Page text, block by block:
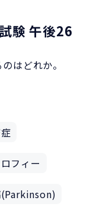
験 午後26
はどれか。
フィー